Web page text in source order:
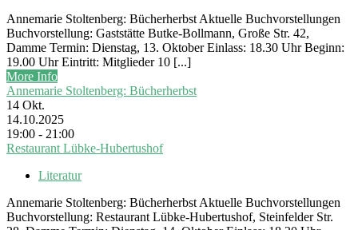
Annemarie Stoltenberg: Bücherherbst Aktuelle Buchvorstellungen
Buchvorstellung: Gaststätte Butke-Bollmann, Große Str. 42,
Damme Termin: Dienstag, 13. Oktober Einlass: 18.30 Uhr Beginn:
19.00 Uhr Eintritt: Mitglieder 10 [...]
More Info
Annemarie Stoltenberg: Bücherherbst
14 Okt.
14.10.2025
19:00 - 21:00
Restaurant Lübke-Hubertushof
Literatur
Annemarie Stoltenberg: Bücherherbst Aktuelle Buchvorstellungen
Buchvorstellung: Restaurant Lübke-Hubertushof, Steinfelder Str.